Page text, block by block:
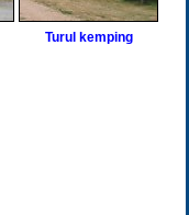
Turul kemping